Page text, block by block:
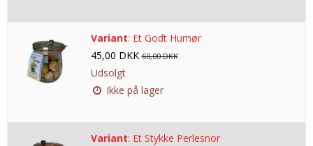
Variant: Et Godt Humør
45,00 DKK 60,00 DKK
Udsolgt
Ikke på lager
Variant: Et Stykke Perlesnor